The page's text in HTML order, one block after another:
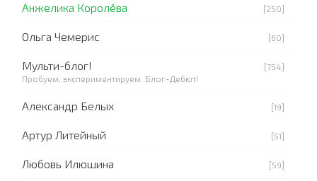
Анжелика Королёва [250]
Ольга Чемерис [60]
Мульти-блог!
[754]
Пробуем, экспериментируем. Блог-Дебют!
Александр Белых [19]
Артур Литейный [51]
Любовь Илюшина [59]